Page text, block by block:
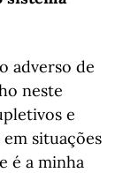
adverso de
neste
e
situações
é a minha